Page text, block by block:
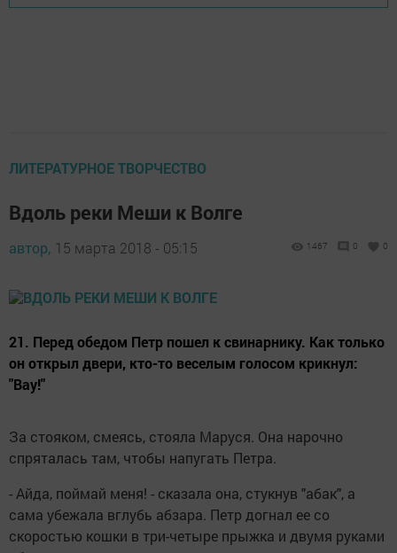
ЛИТЕРАТУРНОЕ ТВОРЧЕСТВО
Вдоль реки Меши к Волге
автор, 15 марта 2018 - 05:15 1467 0 0
21. Перед обедом Петр пошел к свинарнику. Как только
он открыл двери, кто-то веселым голосом крикнул:
"Вау!"
За стояком, смеясь, стояла Маруся. Она нарочно
спряталась там, чтобы напугать Петра.
- Айда, поймай меня! - сказала она, стукнув "абак", а
сама убежала вглубь абзара. Петр догнал ее со
скоростью кошки в три-четыре прыжка и двумя руками